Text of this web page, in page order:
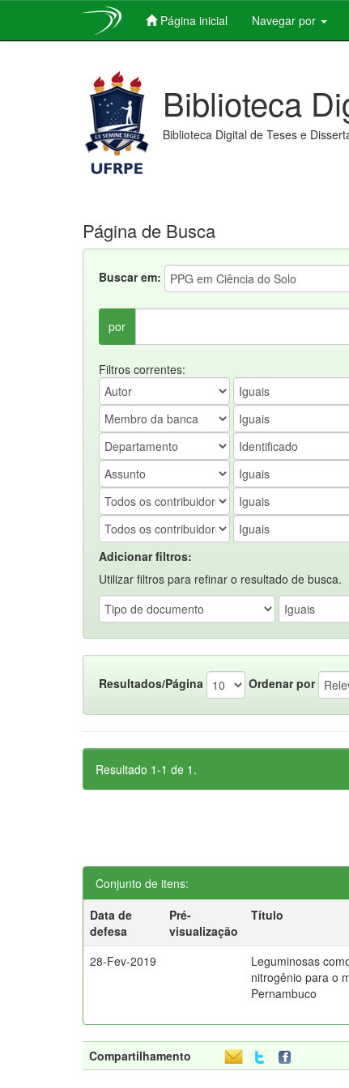
Página inicial Navegar por
Biblioteca
Biblioteca Digital de Teses e
Página de Busca
Buscar em:
por
Filtros correntes:
Adicionar filtros:
Utilizar filtros para refinar o resultado de busca.
Resultados/Página Ordenar por
Resultado 1-1 de 1.
Conjunto de itens:
Data de
defesa
Pré-
visualização
Título
28-Fev-2019
Leguminosas
nitrogênio para o
Pernambuco
Compartilhamento